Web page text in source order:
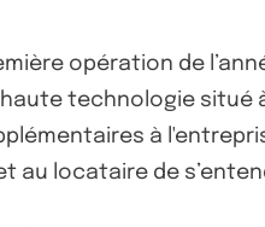
opération de
technologie situé
à
au locataire de